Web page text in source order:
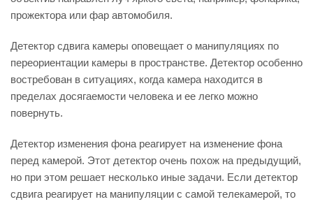
прожектора или фар автомобиля.
Детектор сдвига камеры оповещает о манипуляциях по
переориентации камеры в пространстве. Детектор особенно
востребован в ситуациях, когда камера находится в
пределах досягаемости человека и ее легко можно
повернуть.
Детектор изменения фона реагирует на изменение фона
перед камерой. Этот детектор очень похож на предыдущий,
но при этом решает несколько иные задачи. Если детектор
сдвига реагирует на манипуляции с самой телекамерой, то